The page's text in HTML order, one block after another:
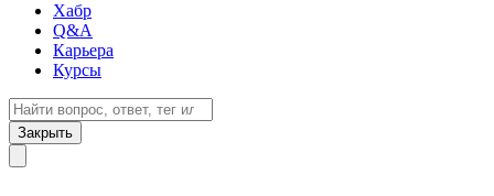
Хабр
Q&A
Карьера
Курсы
Закрыть